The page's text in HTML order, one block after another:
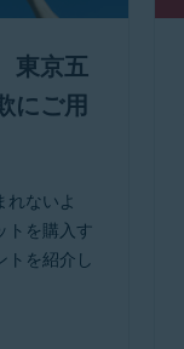
東京五
にご用
れないよ
トを購入す
トを紹介し